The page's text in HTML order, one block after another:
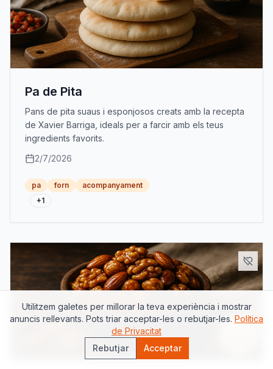
Pa de Pita
Pans de pita suaus i esponjosos creats amb la recepta
de Xavier Barriga, ideals per a farcir amb els teus
ingredients favorits.
2/7/2026
pa forn
acompanyament
+1
Utilitzem galetes per millorar la teva experiència i mostrar
anuncis rellevants. Pots triar acceptar-les o rebutjar-les. Política
de Privacitat
Rebutjar
Acceptar